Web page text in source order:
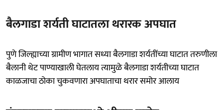
बैलगाडा शर्यती घाटातला थरारक अपघात
पुणे जिल्ह्याच्या ग्रामीण भागात सध्या बैलगाडा शर्यतींच्या घाटात तरुणीला
बैलानी थेट पाण्याखाली घेतलाय त्यामुळे बैलगाडा शर्यतीच्या घाटात
काळजाचा ठोका चुकवणारा अपघाताचा थरार समोर आलाय